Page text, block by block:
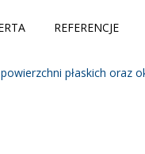
REFERENCJE
płaskich oraz